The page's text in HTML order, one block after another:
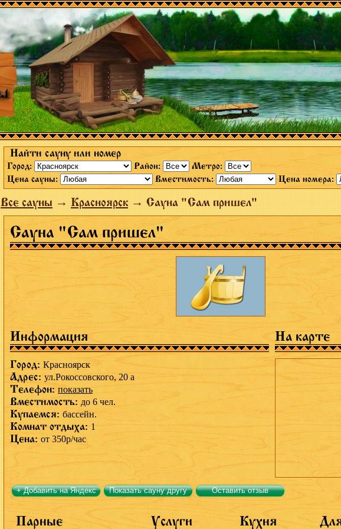
Найти сауну или номер
Город: Район:
Метро:
Цена сауны:
Вместимость: Цена номера:
Все сауны→Красноярск→ Сауна "Сам пришел"
Сауна "Сам пришел"
Информация На карте
Город: Красноярск
Адрес: ул.Рокоссовского, 20 а
Телефон: показать
Вместимость: до 6 чел.
Купаемся: бассейн.
Комнат отдыха: 1
Цена: от 350р/час
+ Добавить на Яндекс Показать сауну другу Оставить отзыв
Парные Услуги Кухня